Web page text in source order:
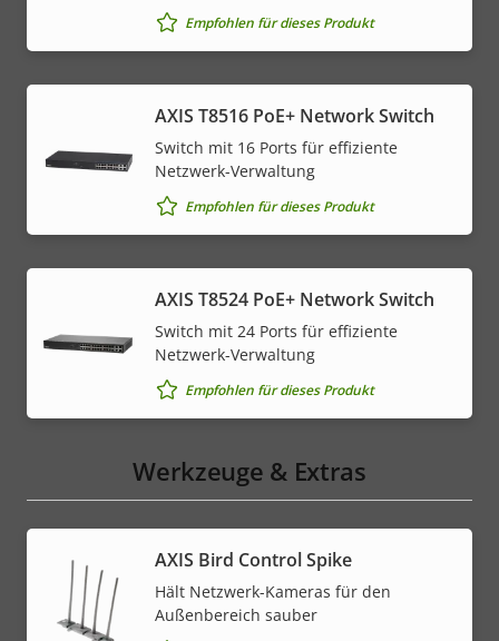
Empfohlen für dieses Produkt
AXIS T8516 PoE+ Network Switch
Switch mit 16 Ports für effiziente
Netzwerk-Verwaltung
Empfohlen für dieses Produkt
AXIS T8524 PoE+ Network Switch
Switch mit 24 Ports für effiziente
Netzwerk-Verwaltung
Empfohlen für dieses Produkt
Werkzeuge & Extras
AXIS Bird Control Spike
Hält Netzwerk-Kameras für den
Außenbereich sauber